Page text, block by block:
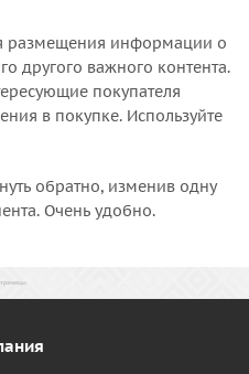
размещения информации о
другого важного контента.
покупателя
в покупке. Используйте
обратно, изменив одну
Очень удобно.